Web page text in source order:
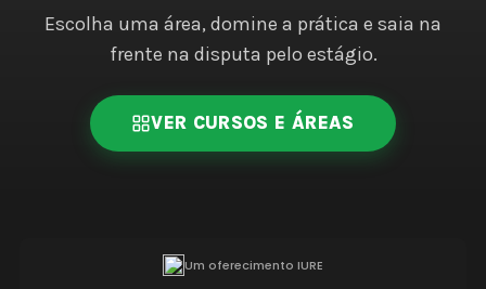
Escolha uma área, domine a prática e saia na
frente na disputa pelo estágio.
VER CURSOS E ÁREAS